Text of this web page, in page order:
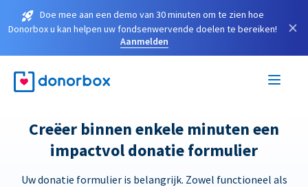
Doe mee aan een demo van 30 minuten om te zien hoe
Donorbox u kan helpen uw fondsenwervende doelen te bereiken!
Aanmelden
×
Creëer binnen enkele minuten een
impactvol donatie formulier
Uw donatie formulier is belangrijk. Zowel functioneel als